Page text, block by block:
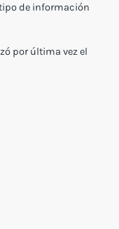
de información
por última vez el